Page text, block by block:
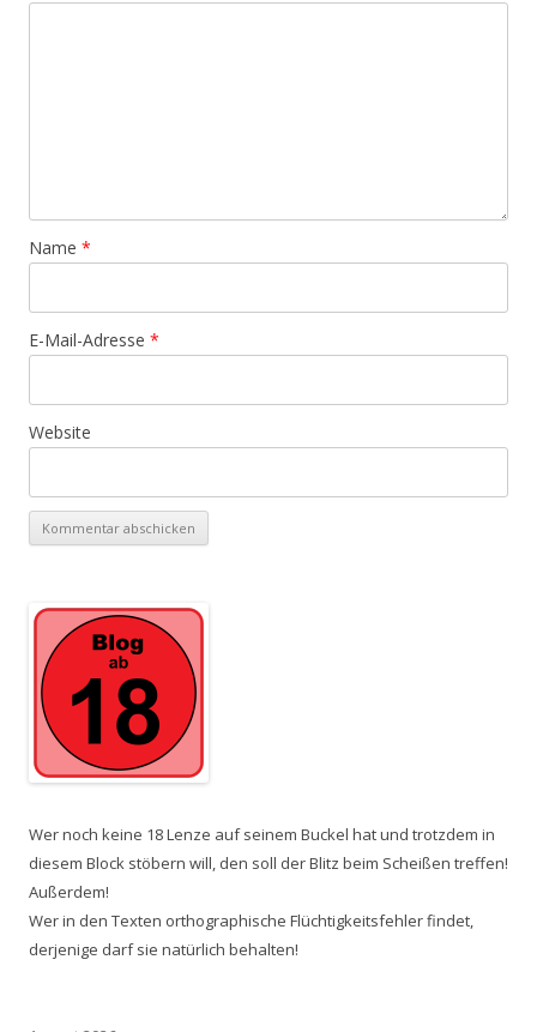
Name *
E-Mail-Adresse *
Website
Wer noch keine 18 Lenze auf seinem Buckel hat und trotzdem in
diesem Block stöbern will, den soll der Blitz beim Scheißen treffen!
Außerdem!
Wer in den Texten orthographische Flüchtigkeitsfehler findet,
derjenige darf sie natürlich behalten!